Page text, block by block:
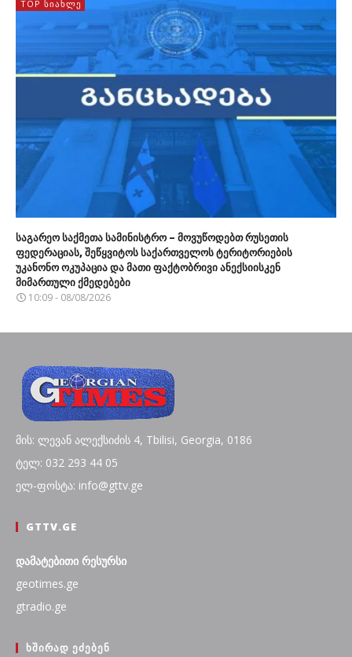
TOP ᲡᲘᲐᲮᲚᲔ
საგარეო საქმეთა სამინისტრო – მოვუწოდებთ რუსეთის
ფედერაციას, შეწყვიტოს საქართველოს ტერიტორიების
უკანონო ოკუპაცია და მათი ფაქტობრივი ანექსიისკენ
მიმართული ქმედებები
10:09 - 08/08/2026
მის: ლევან ალექსიძის 4, Tbilisi, Georgia, 0186
ტელ: 032 293 44 05
ელ-ფოსტა: info@gttv.ge
GTTV.GE
დამატებითი რესურსი
geotimes.ge
gtradio.ge
ᲮᲨᲘᲠᲐᲓ ᲔᲫᲔᲑᲔᲜ